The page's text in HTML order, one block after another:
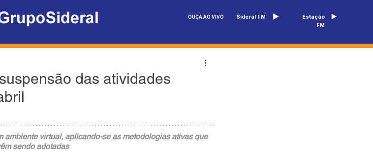
OUÇA AO VIVO Sideral FM
Estação
FM
das atividades
ambiente virtual, aplicando-se as metodologias ativas que
sendo adotadas